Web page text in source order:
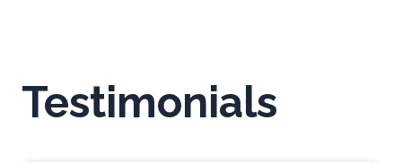
Testimonials